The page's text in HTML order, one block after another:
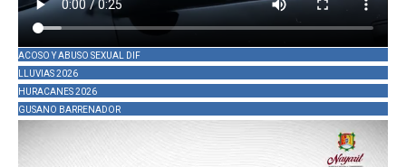
ACOSO Y ABUSO SEXUAL DIF
LLUVIAS 2026
HURACANES 2026
GUSANO BARRENADOR